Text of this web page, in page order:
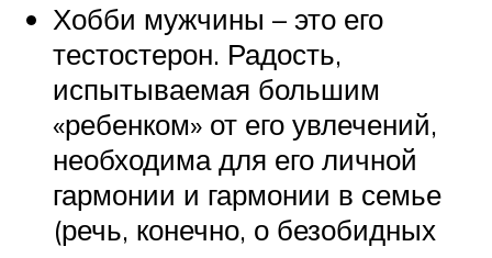
Хобби мужчины – это его
тестостерон. Радость,
испытываемая большим
«ребенком» от его увлечений,
необходима для его личной
гармонии и гармонии в семье
(речь, конечно, о безобидных